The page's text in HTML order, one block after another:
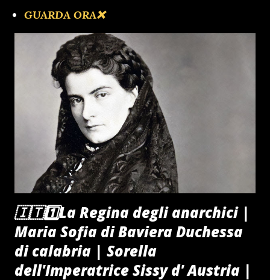
🔴1️⃣OBER GRUPPEN FHURER
CIAORINO!CLUB NIGHT SHOW
🦅Inadeguata Impreparata Incapace il Governo
Meloni
GUARDA ORA❌️
🇮🇹1️⃣La Regina degli anarchici |
Maria Sofia di Baviera Duchessa
di calabria | Sorella
dell'Imperatrice Sissy d' Austria |